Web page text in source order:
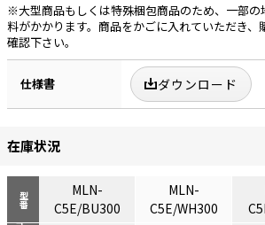
※大型商品もしくは特殊梱包商品のため、一部の
料がかかります。商品をかごに入れていただき
確認下さい。
仕様書 ダウンロード
在庫状況
型番
MLN-
C5E/BU300
MLN-
C5E/WH300